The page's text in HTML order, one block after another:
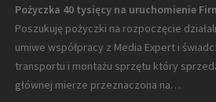
Pożyczka 40 tysięcy na uruchomienie
Poszukuję pożyczki na rozpoczęcie
umiwe współpracy z Media Expert i
transportu i montażu sprzętu który
głównej mierze przeznaczona na…